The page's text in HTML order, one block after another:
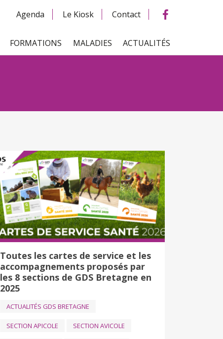
Agenda Le Kiosk Contact
FORMATIONS MALADIES ACTUALITÉS
Toutes les cartes de service et les
accompagnements proposés par
les 8 sections de GDS Bretagne en
2025
ACTUALITÉS GDS BRETAGNE
SECTION APICOLE SECTION AVICOLE